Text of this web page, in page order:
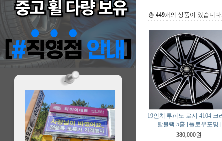
총 449개의 상품이 있습니다.
19인치 루피노 로시 4104 크
탈블랙 5홀 [플로우포밍]
380,000원